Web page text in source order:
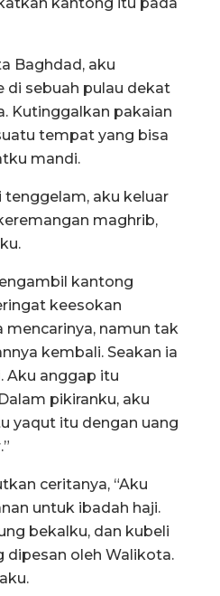
Baghdad, aku
di sebuah pulau dekat
Kutinggalkan pakaian
tempat yang bisa
mandi.
aku keluar
maghrib,
kantong
keesokan
mencarinya, namun tak
kembali. Seakan ia
Aku anggap itu
pikiranku, aku
yaqut itu dengan uang
ceritanya, “Aku
untuk ibadah haji.
bekalku, dan kubeli
dipesan oleh Walikota.